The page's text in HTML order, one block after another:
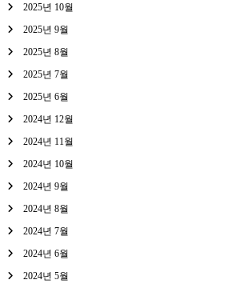
2025년 10월
2025년 9월
2025년 8월
2025년 7월
2025년 6월
2024년 12월
2024년 11월
2024년 10월
2024년 9월
2024년 8월
2024년 7월
2024년 6월
2024년 5월